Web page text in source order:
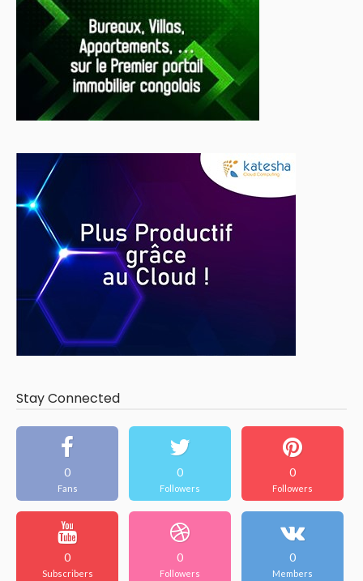
Stay Connected
0
Fans
0
Followers
0
Followers
0
Subscribers
0
Followers
0
Members